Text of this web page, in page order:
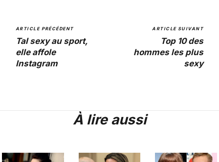
ARTICLE PRÉCÉDENT
Tal sexy au sport,
elle affole
Instagram
ARTICLE SUIVANT
Top 10 des
hommes les plus
sexy
À lire aussi